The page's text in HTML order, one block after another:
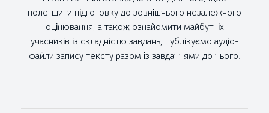
полегшити підготовку до зовнішнього незалежного
оцінювання, а також ознайомити майбутніх
учасників із складністю завдань, публікуємо аудіо-
файли запису тексту разом із завданнями до нього.